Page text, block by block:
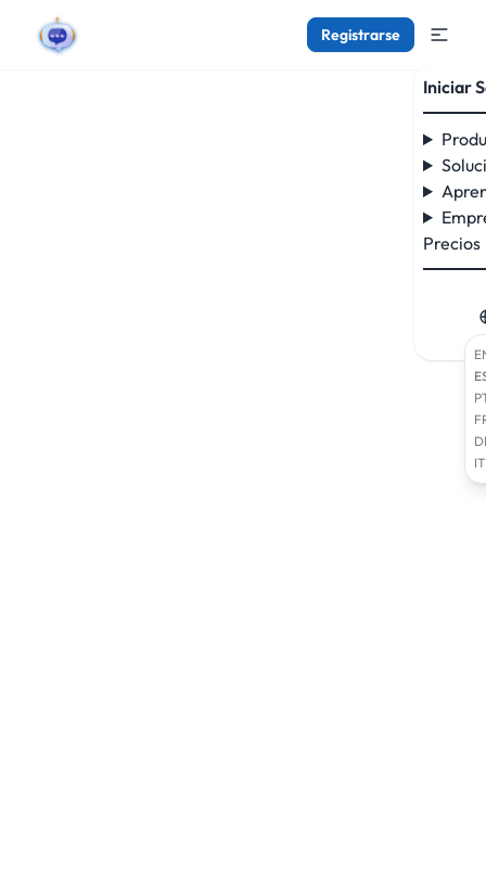
Registrarse
Iniciar
Precios
IT